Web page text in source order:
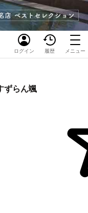
ログイン 履歴 メニュー
ずらん颯